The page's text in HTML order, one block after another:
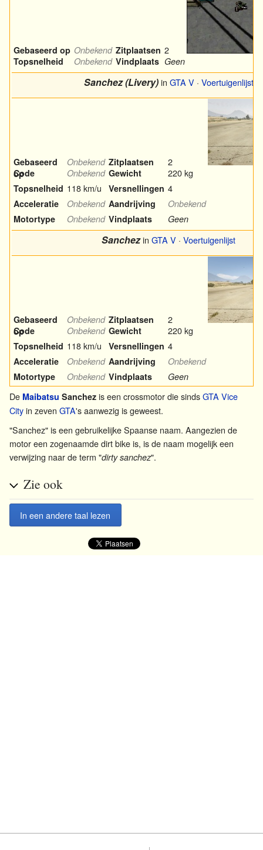
Gebaseerd op Onbekend Zitplaatsen 2
Topsnelheid Onbekend Vindplaats Geen
Sanchez (Livery)in GTA V· Voertuigenlijst
Gebaseerd
op
Onbekend Zitplaatsen 2
Code Onbekend Gewicht 220 kg
Topsnelheid 118 km/u Versnellingen 4
Acceleratie Onbekend Aandrijving
Onbekend
Motortype
Onbekend Vindplaats Geen
Sanchezin GTA V · Voertuigenlijst
Gebaseerd
op
Onbekend Zitplaatsen 2
Code Onbekend Gewicht 220 kg
Topsnelheid 118 km/u Versnellingen 4
Acceleratie Onbekend Aandrijving
Onbekend
Motortype
Onbekend Vindplaats Geen
De Maibatsu Sanchez is een crossmotor die sindsGTA Vice
Cityin zeven GTA's aanwezig is geweest.
"Sanchez" is een gebruikelijke Spaanse naam. Aangezien de
motor een zogenaamde dirt bike is, is de naam mogelijk een
verwijzing naar de term "dirty sanchez".
Zie ook
In een andere taal lezen